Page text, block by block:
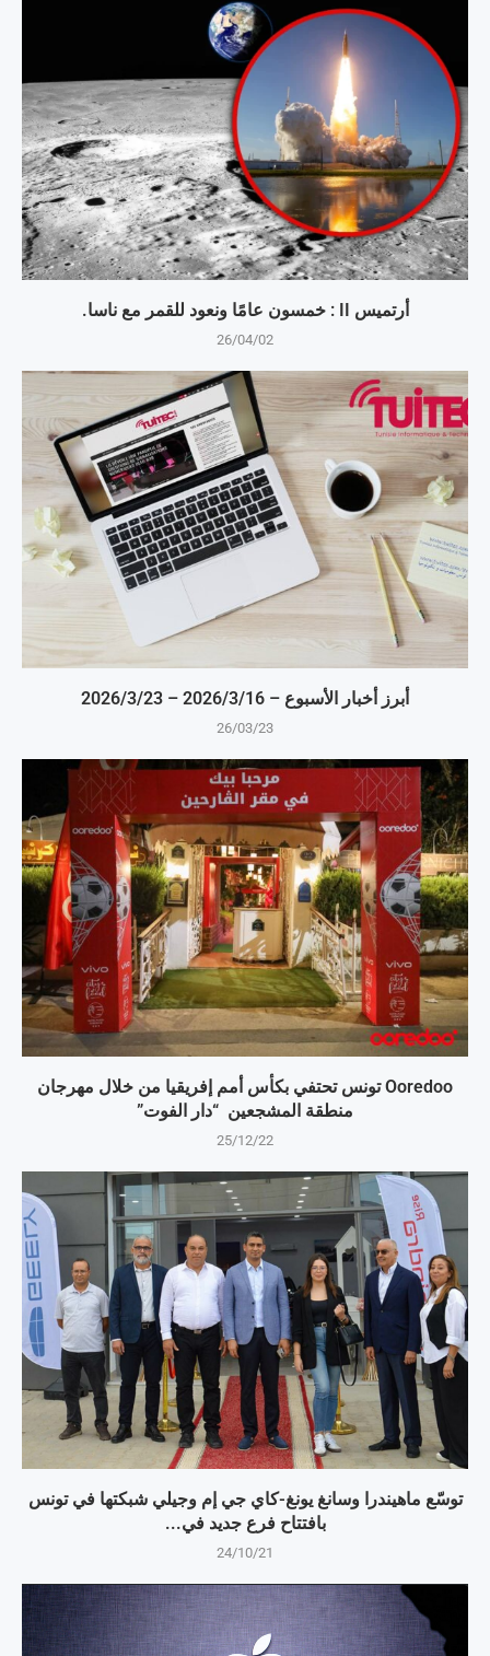
أرتميس II : خمسون عامًا ونعود للقمر مع ناسا.
26/04/02
أبرز أخبار الأسبوع – 16‏/3‏/2026 – 23‏/3‏/2026
26/03/23
Ooredoo تونس تحتفي بكأس أمم إفريقيا من خلال مهرجان
منطقة المشجعين “دار الفوت”
25/12/22
توسّع ماهيندرا وسانغ يونغ-كاي جي إم وجيلي شبكتها في تونس
بافتتاح فرع جديد في...
24/10/21